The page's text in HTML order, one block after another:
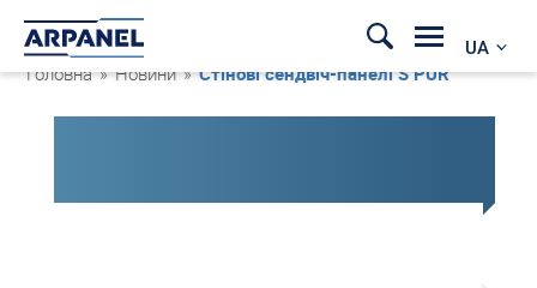
UA
Головна » Новини »Стінові сендвіч-панелі S PUR